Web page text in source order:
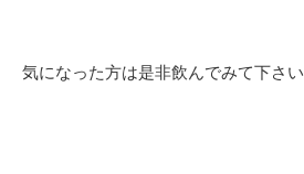
気になった方は是非飲んでみて下さい